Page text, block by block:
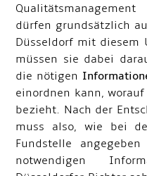
dürfen grundsätzlich
Düsseldorf mit diesem
müssen sie dabei
die nötigen
einordnen kann,
bezieht. Nach der
muss also, wie bei
Fundstelle
notwendigen